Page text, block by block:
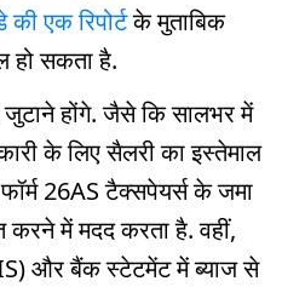
एक रिपोर्टके मुताबिक
हो सकता है.
होंगे. जैसे कि सालभर में
के लिए सैलरी का इस्तेमाल
26AS टैक्सपेयर्स के जमा
करने में मदद करता है. वहीं,
और बैंक स्टेटमेंट में ब्याज से